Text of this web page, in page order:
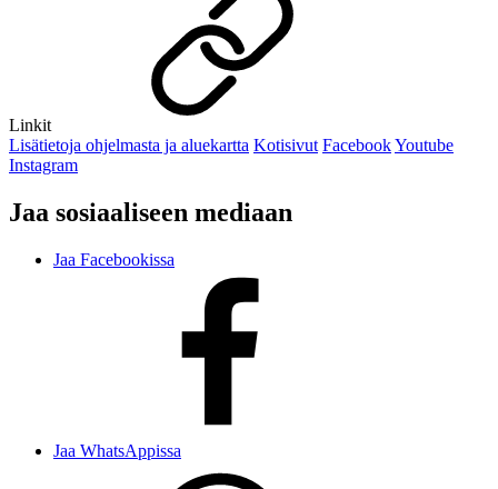
Linkit
Lisätietoja ohjelmasta ja aluekartta Kotisivut FacebookYoutube
Instagram
Jaa sosiaaliseen mediaan
Jaa Facebookissa
Jaa WhatsAppissa